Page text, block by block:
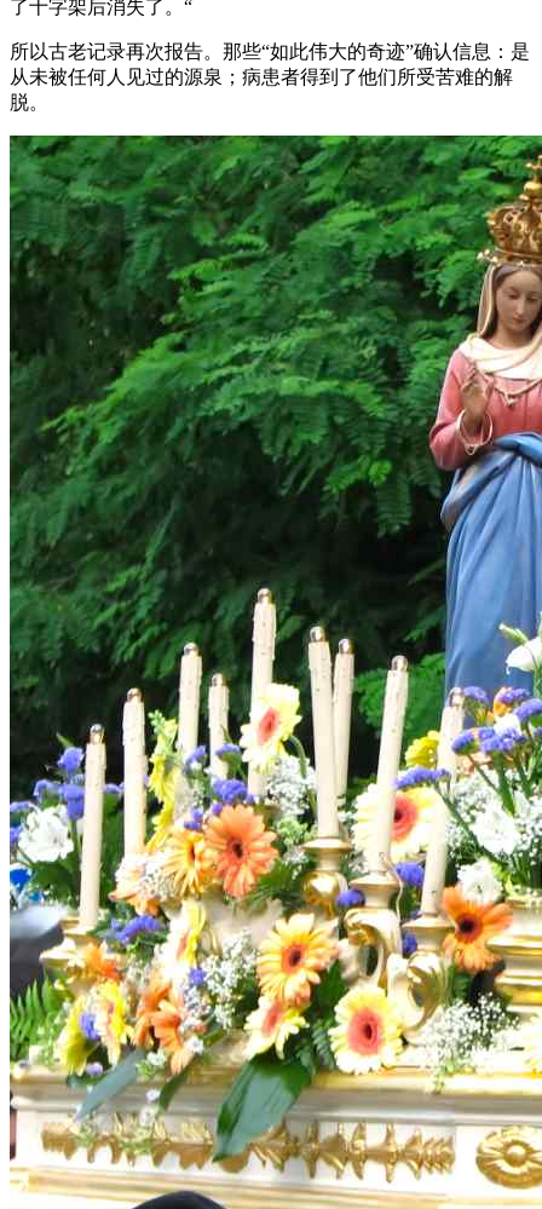
了十字架后消失了。“
所以古老记录再次报告。那些“如此伟大的奇迹”确认信息：是
从未被任何人见过的源泉；病患者得到了他们所受苦难的解
脱。